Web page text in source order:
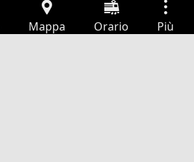
Mappa Orario Più